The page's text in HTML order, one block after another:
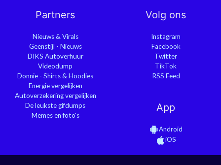
Partners
Nieuws & Virals
Geenstijl - Nieuws
DIKS Autoverhuur
Videodump
Donnie - Shirts & Hoodies
Energie vergelijken
Autoverzekering vergelijken
De leukste gifdumps
Memes en foto's
Volg ons
Instagram
Facebook
Twitter
TikTok
RSS Feed
App
Android
iOS